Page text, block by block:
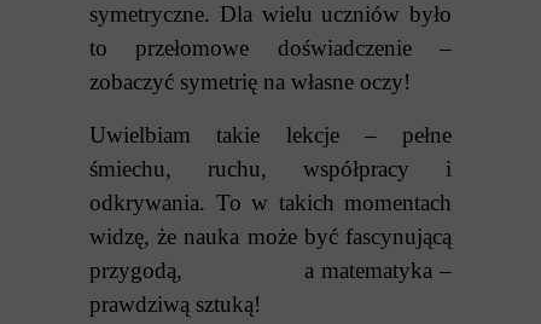
symetryczne. Dla wielu uczniów było
to przełomowe doświadczenie –
zobaczyć symetrię na własne oczy!
Uwielbiam takie lekcje – pełne
śmiechu, ruchu, współpracy i
odkrywania. To w takich momentach
widzę, że nauka może być fascynującą
przygodą, a matematyka –
prawdziwą sztuką!